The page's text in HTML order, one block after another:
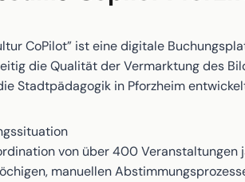
CoPilot” ist eine digitale
die Qualität der Vermarktung des
Stadtpädagogik in Pforzheim
von über 400
manuellen